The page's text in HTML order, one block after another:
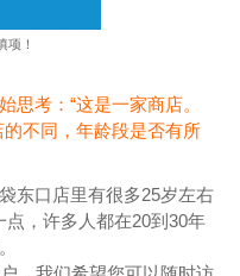
项！
思考：“这是一家商店。
不同，年龄段是否有所
东口店里有很多25岁左右
，许多人都在20到30年